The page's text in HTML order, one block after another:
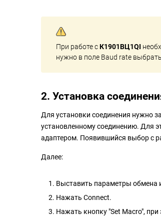
При работе сК1901ВЦ1QI
нужно в поле Baud rate
2. Установка
Для установки соединения нужно
установленному соединению. Для
адаптером. Появившийся выбор с
Далее:
Выставить параметры обмена
Нажать Connect.
Нажать кнопку "Set Macro", при